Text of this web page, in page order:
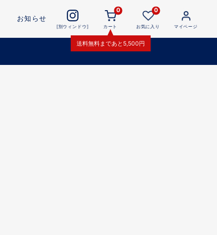
お知らせ
[別ウィンドウ]
0
カート
送料無料まであと 5,500円
0
お気に入り マイページ